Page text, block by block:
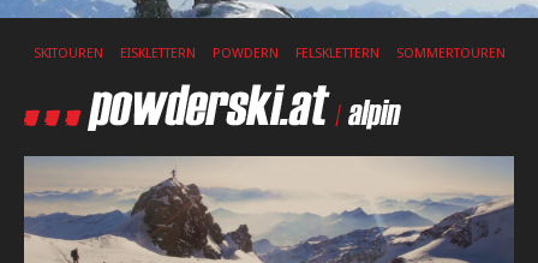
SKITOUREN EISKLETTERN POWDERN FELSKLETTERN SOMMERTOUREN